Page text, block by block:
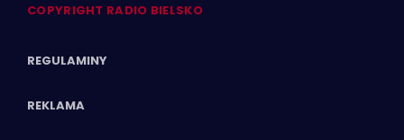
COPYRIGHT RADIO BIELSKO
REGULAMINY
REKLAMA